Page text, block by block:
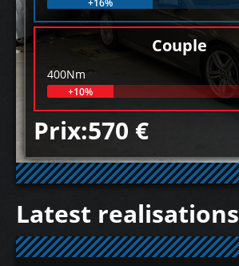
+16%
Couple
400Nm
+10%
Prix:570 €
Latest realisations